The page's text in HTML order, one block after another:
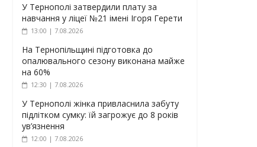
У Тернополі затвердили плату за
навчання у ліцеї №21 імені Ігоря Герети
13:00 | 7.08.2026
На Тернопільщині підготовка до
опалювального сезону виконана майже
на 60%
12:30 | 7.08.2026
У Тернополі жінка привласнила забуту
підлітком сумку: їй загрожує до 8 років
ув’язнення
12:00 | 7.08.2026